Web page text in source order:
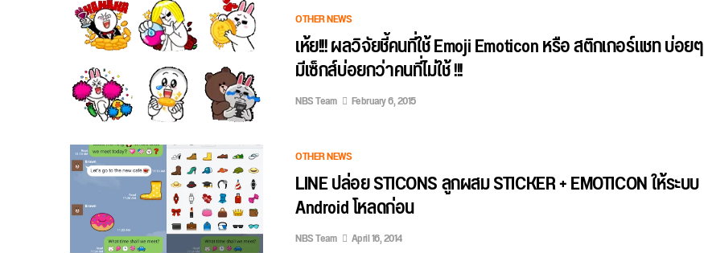
OTHER NEWS
เห้ย!!! ผลวิจัยชี้คนที่ใช้ Emoji Emoticon หรือ สติกเกอร์แชท บ่อยๆ
มีเซ็กส์บ่อยกว่าคนที่ไม่ใช้ !!!
NBS Team February 6, 2015
OTHER NEWS
LINE ปล่อย STICONS ลูกผสม STICKER + EMOTICON ให้ระบบ
Android โหลดก่อน
NBS Team
April 16, 2014